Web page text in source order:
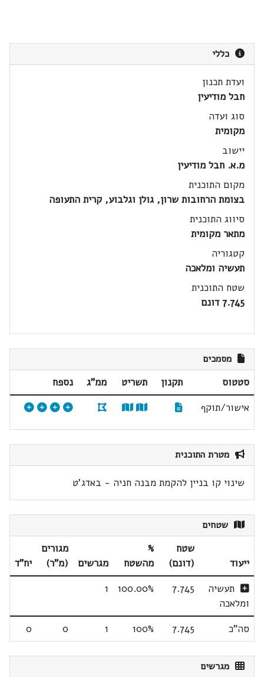
כללי
ועדת תכנון
חבל מודיעין
סוג ועדה
מקומית
יישוב
מ.א. חבל מודיעין
מקום התוכנית
בצומת הרחובות שרון, גולן וגלבוע, קרית התעופה
סיווג התוכנית
מתאר מקומית
קטגוריה
תעשיה ומלאכה
שטח התוכנית
7.745 דונם
מסמכים
סטטוס תקנון תשריט ממ"ג
נספח
אישור/תוקף
מטרת התוכנית
שינוי קו בניין להקמת מבנה חניה - באדג'ט
שטחים
ייעוד
שטח
(דונם)
%
מהשטח
מגרשים
מגורים
(מ"ר)
יח"ד
תעשיה
ומלאכה
7.745
100.00%
1
סה"כ 7.745
100%
1
0
0
מגרשים